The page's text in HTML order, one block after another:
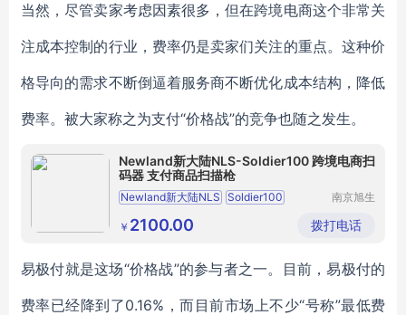
当然，尽管卖家考虑因素很多，但在跨境电商这个非常关
注成本控制的行业，费率仍是卖家们关注的重点。这种价
格导向的需求不断倒逼着服务商不断优化成本结构，降低
费率。被大家称之为支付“价格战”的竞争也随之发生。
Newland新大陆NLS-Soldier100 跨境电商扫
码器 支付商品扫描枪
Newland新大陆NLS Soldier100
跨境电商扫码器
南京旭生
技术有限
公司
￥ 2100.00 拨打电话
易极付就是这场“价格战”的参与者之一。目前，易极付的
费率已经降到了0.16%，而目前市场上不少“号称”最低费